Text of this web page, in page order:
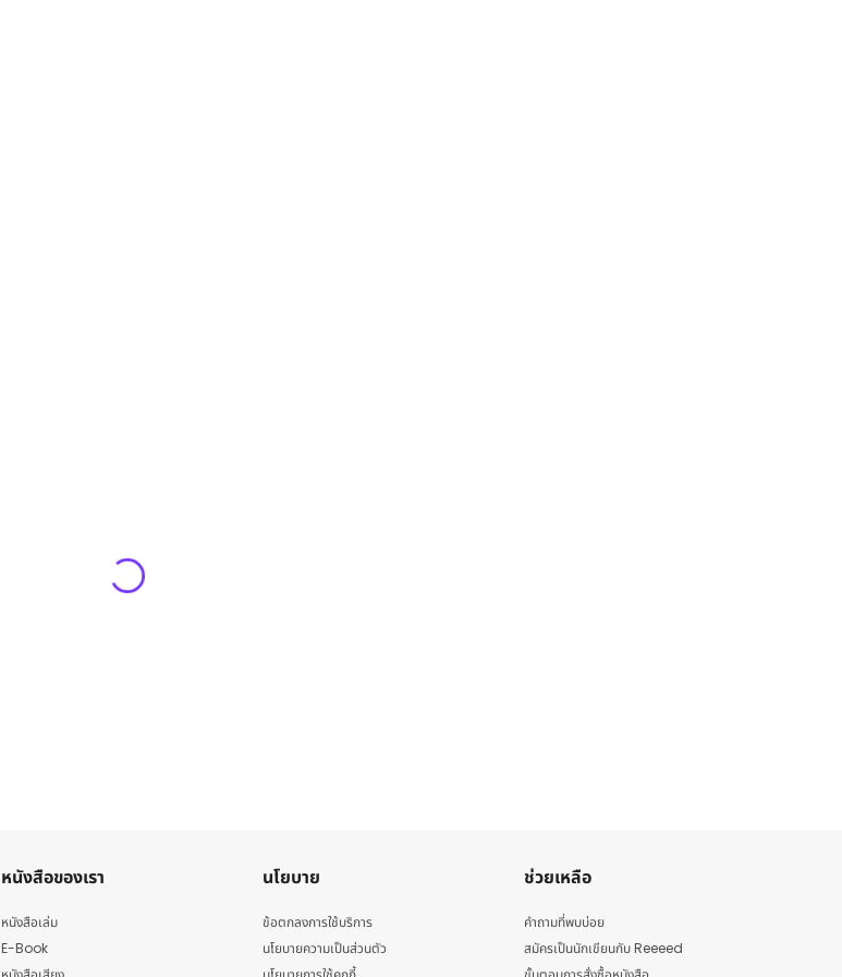
หนังสือของเรา
หนังสือเล่ม
E-Book
นโยบาย
ข้อตกลงการใช้บริการ
นโยบายความเป็นส่วนตัว
ช่วยเหลือ
คำถามที่พบบ่อย
สมัครเป็นนักเขียนกับ Reeeed